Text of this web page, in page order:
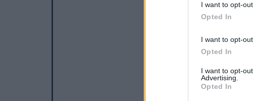
I want to opt-out
Opted In
I want to opt-out
Opted In
I want to opt-
Advertising.
Opted In